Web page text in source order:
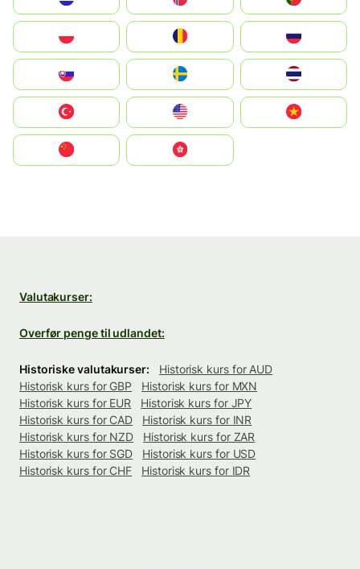
United States
中國香港特別行政區
Valutakurser:
Overfør penge til udlandet:
Historiske valutakurser:
Historisk kurs for AUD
Historisk kurs for GBP
Historisk kurs for MXN
Historisk kurs for EUR
Historisk kurs for JPY
Historisk kurs for CAD
Historisk kurs for INR
Historisk kurs for NZD
Historisk kurs for ZAR
Historisk kurs for SGD
Historisk kurs for USD
Historisk kurs for CHF
Historisk kurs for IDR